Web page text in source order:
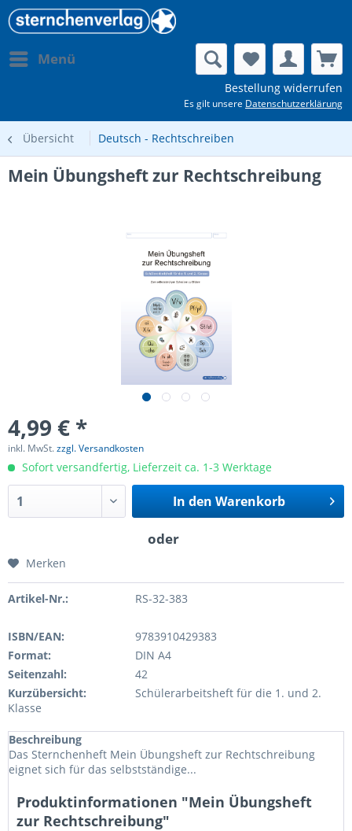
Menü
Bestellung widerrufen
Es gilt unsere Datenschutzerklärung
Übersicht Deutsch - Rechtschreiben
Mein Übungsheft zur Rechtschreibung
4,99 € *
inkl. MwSt.zzgl. Versandkosten
Sofort versandfertig, Lieferzeit ca. 1-3 Werktage
In den Warenkorb
Merken
Artikel-Nr.: RS-32-383
ISBN/EAN:
9783910429383
Format:
DIN A4
Seitenzahl:
42
Kurzübersicht:
Schülerarbeitsheft für die 1. und 2.
Klasse
Beschreibung
Das Sternchenheft Mein Übungsheft zur Rechtschreibung
eignet sich für das selbstständige...
Produktinformationen "Mein Übungsheft
zur Rechtschreibung"